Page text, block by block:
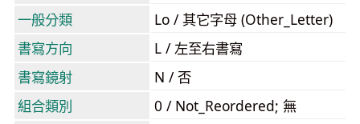
一般分類
Lo / 其它字母 (Other_Letter)
書寫方向
L / 左至右書寫
書寫鏡射
N / 否
組合類別
0 / Not_Reordered; 無